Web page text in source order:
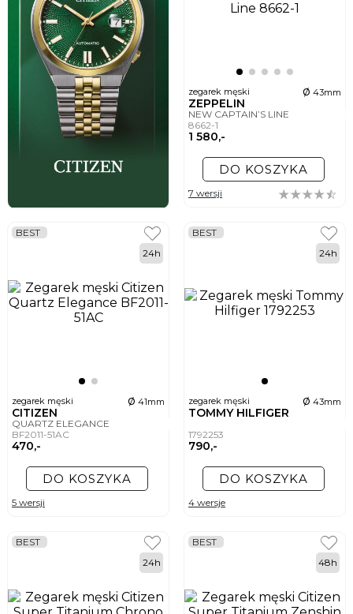
zegarek męski ø 43mm
ZEPPELIN
NEW CAPTAIN’S LINE
8662-1
1 580,-
DO KOSZYKA
7 wersji
zegarek męski ø 41mm
CITIZEN
QUARTZ ELEGANCE
BF2011-51AC
470,-
BEST
24h
DO KOSZYKA
5 wersji
zegarek męski ø 43mm
TOMMY HILFIGER
1792253
790,-
BEST
24h
DO KOSZYKA
4 wersje
BEST
24h
BEST
48h